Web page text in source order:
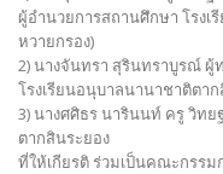
ผู้อำนวยการสถานศึกษา โรง
หวายกรอง)
2) นางจันทรา สุรินทราบูรณ์
โรงเรียนอนุบาลนานาชาติตา
3) นางศศิธร นารินนท์ ครู วิท
ตากสินระยอง
ที่ให้เกียรติ ร่วมเป็นคณะกรรม